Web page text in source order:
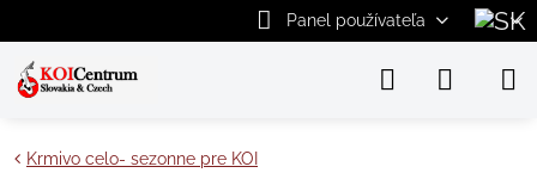
Panel používateľa
Krmivo celo- sezonne pre KOI